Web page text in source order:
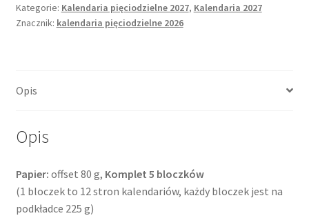
Blue
Kategorie: Kalendaria pięciodzielne 2027, Kalendaria 2027
Znacznik: kalendaria pięciodzielne 2026
Opis
Opis
Papier: offset 80 g, Komplet 5 bloczków
(1 bloczek to 12 stron kalendariów, każdy bloczek jest na
podkładce 225 g)